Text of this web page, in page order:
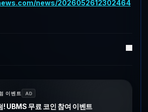
news/2026052612302464
이벤트 AD
! UBMS 무료 코인 참여 이벤트